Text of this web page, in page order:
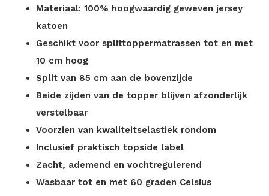
Materiaal: 100% hoogwaardig geweven jersey
katoen
Geschikt voor splittoppermatrassen tot en met
10 cm hoog
Split van 85 cm aan de bovenzijde
Beide zijden van de topper blijven afzonderlijk
verstelbaar
Voorzien van kwaliteitselastiek rondom
Inclusief praktisch topside label
Zacht, ademend en vochtregulerend
Wasbaar tot en met 60 graden Celsius